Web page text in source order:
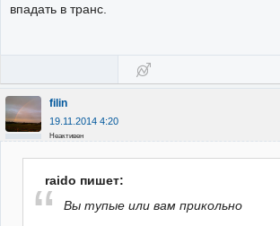
впадать в транс.
filin
19.11.2014 4:20
Неактивен
raido пишет:
Вы тупые или вам прикольно